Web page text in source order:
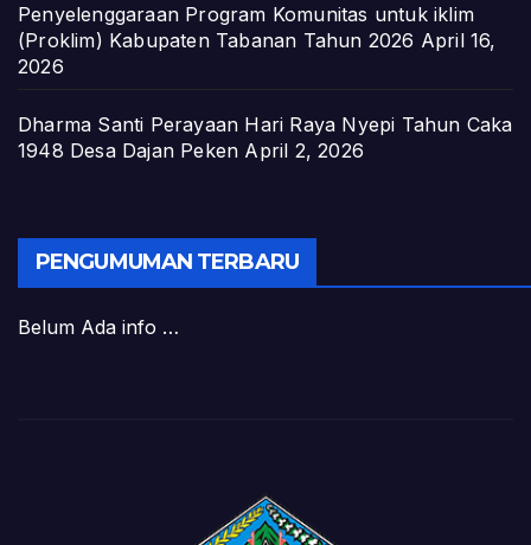
Penyelenggaraan Program Komunitas untuk iklim
(Proklim) Kabupaten Tabanan Tahun 2026 April 16,
2026
Dharma Santi Perayaan Hari Raya Nyepi Tahun Caka
1948 Desa Dajan Peken April 2, 2026
PENGUMUMAN TERBARU
Belum Ada info …